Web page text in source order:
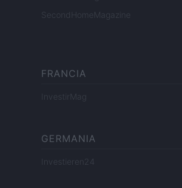
SecondHomeMagazine
FRANCIA
InvestirMag
GERMANIA
Investieren24